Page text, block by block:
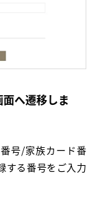
へ遷移しま
号/家族カード番
する番号をご入力